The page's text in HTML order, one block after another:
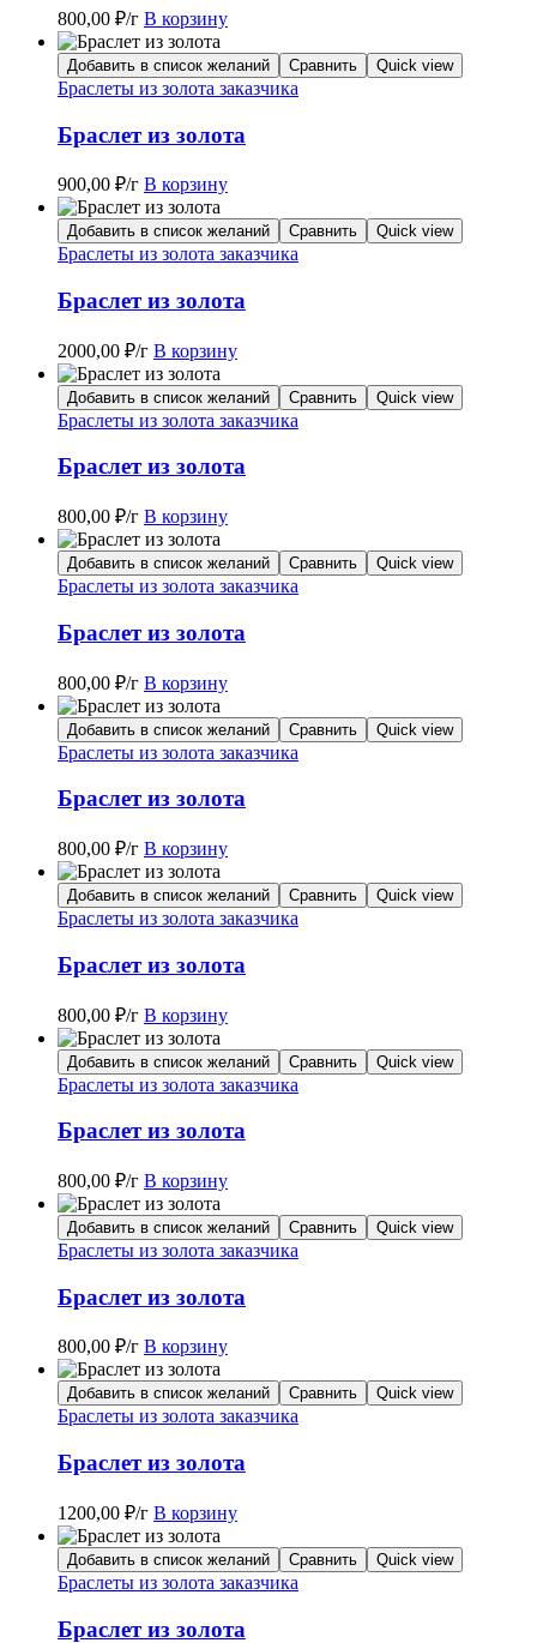
800,00 ₽/г В корзину
Добавить в список желаний Сравнить Quick view
Браслеты из золота заказчика
Браслет из золота
900,00 ₽/г В корзину
Добавить в список желаний Сравнить Quick view
Браслеты из золота заказчика
Браслет из золота
2000,00 ₽/г В корзину
Добавить в список желаний Сравнить Quick view
Браслеты из золота заказчика
Браслет из золота
800,00 ₽/г В корзину
Добавить в список желаний Сравнить Quick view
Браслеты из золота заказчика
Браслет из золота
800,00 ₽/г В корзину
Добавить в список желаний Сравнить Quick view
Браслеты из золота заказчика
Браслет из золота
800,00 ₽/г В корзину
Добавить в список желаний Сравнить Quick view
Браслеты из золота заказчика
Браслет из золота
800,00 ₽/г В корзину
Добавить в список желаний Сравнить Quick view
Браслеты из золота заказчика
Браслет из золота
800,00 ₽/г В корзину
Добавить в список желаний Сравнить Quick view
Браслеты из золота заказчика
Браслет из золота
800,00 ₽/г В корзину
Добавить в список желаний Сравнить Quick view
Браслеты из золота заказчика
Браслет из золота
1200,00 ₽/г В корзину
Добавить в список желаний Сравнить Quick view
Браслеты из золота заказчика
Браслет из золота